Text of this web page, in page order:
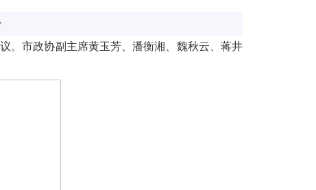
。市政协副主席黄玉芳、潘衡湘、魏秋云、蒋井